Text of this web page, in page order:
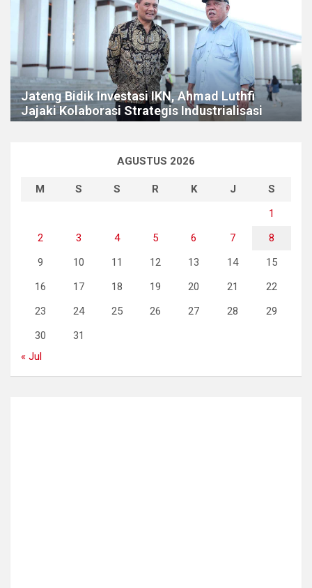
Jateng Bidik Investasi IKN, Ahmad Luthfi
Jajaki Kolaborasi Strategis Industrialisasi
AGUSTUS 2026
M S S R K J
S
1
2
3 4 5 6 7
8
9
10 11 12 13 14
15
16
17 18 19 20 21
22
23
24 25 26 27 28
29
30
31
« Jul